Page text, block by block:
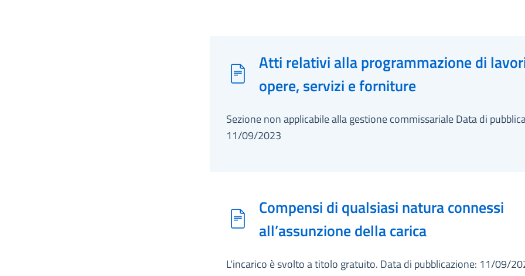
Atti relativi alla programmazione di
opere, servizi e forniture
Sezione non applicabile alla gestione commissariale Data di
11/09/2023
Compensi di qualsiasi natura connessi
all’assunzione della carica
L'incarico è svolto a titolo gratuito. Data di pubblicazione: 11/09/